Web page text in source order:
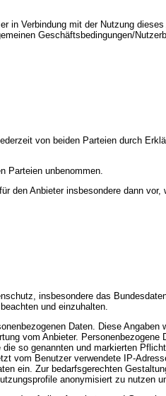
in Verbindung mit der Nutzung
Geschäftsbedingungen/
von beiden Parteien durch
Parteien unbenommen.
den Anbieter insbesondere dann vor,
insbesondere das
und einzuhalten.
Daten. Diese Angaben
vom Anbieter. Personenbezogene
so genannten und markierten
vom Benutzer verwendete IP-
ein. Zur bedarfsgerechten
anonymisiert zu nutzen